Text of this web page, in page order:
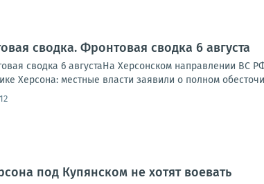
сводка. Фронтовая сводка 6 августа
сводка 6 августаНа Херсонском направлении ВС
Херсона: местные власти заявили о полном
под Купянском не хотят воевать